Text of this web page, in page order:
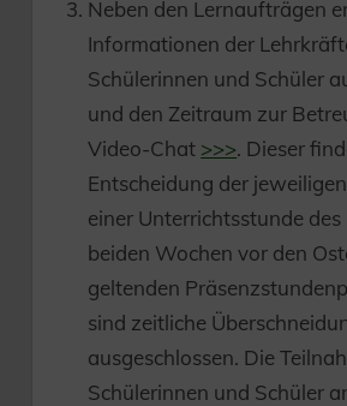
Neben den Lernaufträgen
Informationen der
Schülerinnen und Schüler
und den Zeitraum zur
Video-Chat >>>. Dieser
Entscheidung der
einer Unterrichtsstunde
beiden Wochen vor den
geltenden
sind zeitliche
ausgeschlossen. Die
Schülerinnen und Schüler